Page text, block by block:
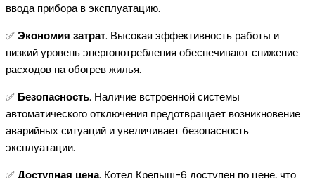
ввода прибора в эксплуатацию.
✅Экономия затрат. Высокая эффективность работы и
низкий уровень энергопотребления обеспечивают снижение
расходов на обогрев жилья.
✅ Безопасность. Наличие встроенной системы
автоматического отключения предотвращает возникновение
аварийных ситуаций и увеличивает безопасность
эксплуатации.
✅Доступная цена. Котел Крепыш-6 доступен по цене, что